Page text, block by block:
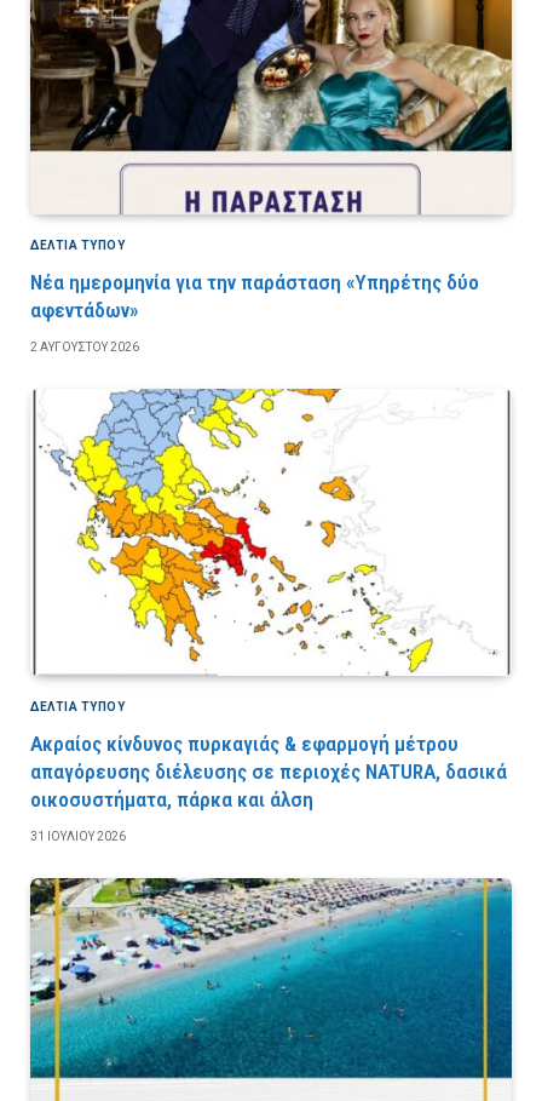
ΔΕΛΤΙΑ ΤΥΠΟΥ
Νέα ημερομηνία για την παράσταση «Υπηρέτης δύο
αφεντάδων»
2 ΑΥΓΟΎΣΤΟΥ 2026
ΔΕΛΤΙΑ ΤΥΠΟΥ
Ακραίος κίνδυνος πυρκαγιάς & εφαρμογή μέτρου
απαγόρευσης διέλευσης σε περιοχές NATURA, δασικά
οικοσυστήματα, πάρκα και άλση
31 ΙΟΥΛΊΟΥ 2026